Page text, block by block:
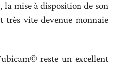
la mise à disposition de son
très vite devenue monnaie
reste un excellent